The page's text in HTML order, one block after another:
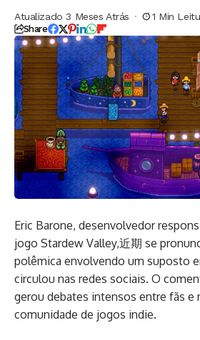
Atualizado 3 Meses Atrás 1 Min
Share
Eric Barone, desenvolvedor
jogo Stardew Valley,近期 se
polêmica envolvendo um suposto
circulou nas redes sociais. O
gerou debates intensos entre fãs e
comunidade de jogos indie.